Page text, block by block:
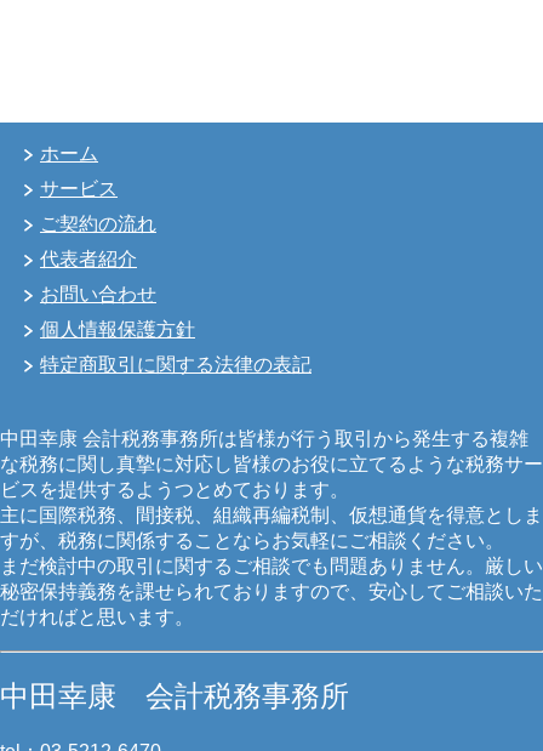
ホーム
サービス
ご契約の流れ
代表者紹介
お問い合わせ
個人情報保護方針
特定商取引に関する法律の表記
中田幸康 会計税務事務所は皆様が行う取引から発生する複雑
な税務に関し真摯に対応し皆様のお役に立てるような税務サー
ビスを提供するようつとめております。
主に国際税務、間接税、組織再編税制、仮想通貨を得意としま
すが、税務に関係することならお気軽にご相談ください。
まだ検討中の取引に関するご相談でも問題ありません。厳しい
秘密保持義務を課せられておりますので、安心してご相談いた
だければと思います。
中田幸康 会計税務事務所